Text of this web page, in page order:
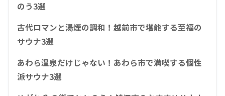
のう3選
古代ロマンと湯煙の調和！越前市で堪能する至福の
サウナ3選
あわら温泉だけじゃない！あわら市で満喫する個性
派サウナ3選